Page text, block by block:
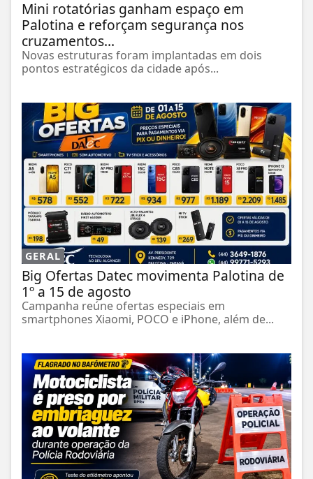
Mini rotatórias ganham espaço em
Palotina e reforçam segurança nos
cruzamentos...
Novas estruturas foram implantadas em dois
pontos estratégicos da cidade após...
GERAL
Big Ofertas Datec movimenta Palotina de
1º a 15 de agosto
Campanha reúne ofertas especiais em
smartphones Xiaomi, POCO e iPhone, além de...